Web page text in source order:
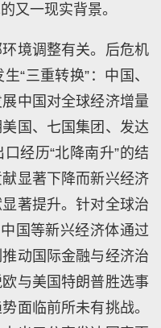
又一现实背景。
境调整有关。后危机
“三重转换”：中国、
中国对全球经济增量
国、七国集团、发达
经历“北降南升”的结
显著下降而新兴经济
著提升。针对全球治
国等新兴经济体通过
动国际金融与经济治
与美国特朗普胜选事
面临前所未有挑战。